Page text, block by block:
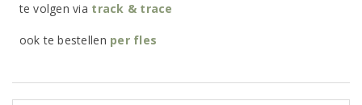
te volgen via track & trace
ook te bestellen per fles